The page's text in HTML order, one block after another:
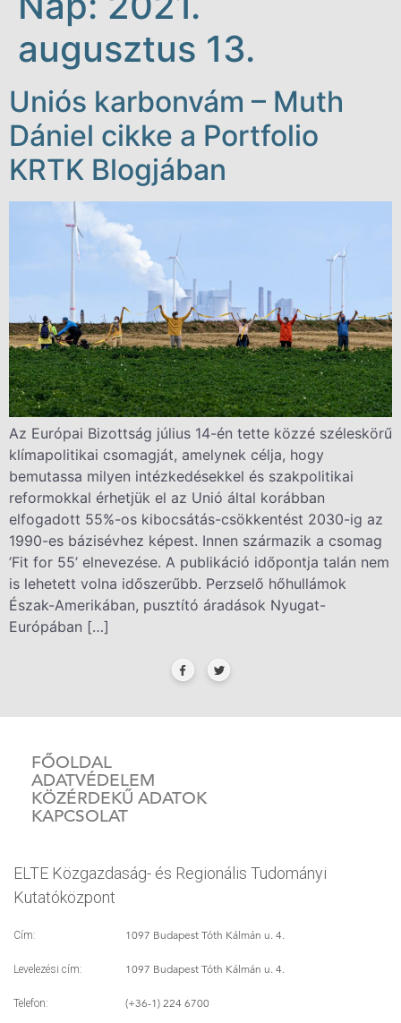
augusztus 13.
Uniós karbonvám – Muth
Dániel cikke a Portfolio
KRTK Blogjában
Az Európai Bizottság július 14-én tette közzé széleskörű
klímapolitikai csomagját, amelynek célja, hogy
bemutassa milyen intézkedésekkel és szakpolitikai
reformokkal érhetjük el az Unió által korábban
elfogadott 55%-os kibocsátás-csökkentést 2030-ig az
1990-es bázisévhez képest. Innen származik a csomag
’Fit for 55’ elnevezése. A publikáció időpontja talán nem
is lehetett volna időszerűbb. Perzselő hőhullámok
Észak-Amerikában, pusztító áradások Nyugat-
Európában […]
FŐOLDAL
ADATVÉDELEM
KÖZÉRDEKŰ ADATOK
KAPCSOLAT
ELTE Közgazdaság- és Regionális Tudományi
Kutatóközpont
Cím: 1097 Budapest Tóth Kálmán u. 4.
Levelezési cím: 1097 Budapest Tóth Kálmán u. 4.
Telefon: (+36-1) 224 6700